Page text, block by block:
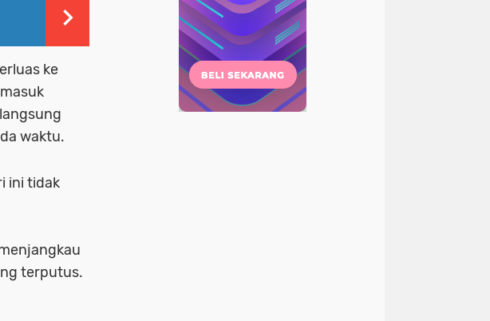
ke
waktu.
ini tidak
terputus.